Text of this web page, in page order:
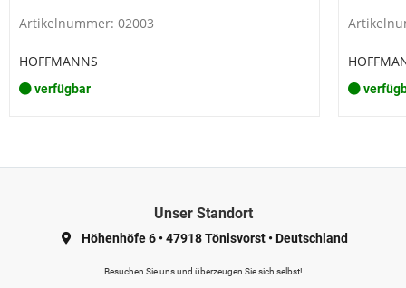
Artikelnummer: 02003
HOFFMANNS
verfügbar
Unser Standort
Höhenhöfe 6 •47918 Tönisvorst •Deutschland
Besuchen Sie uns und überzeugen Sie sich selbst!